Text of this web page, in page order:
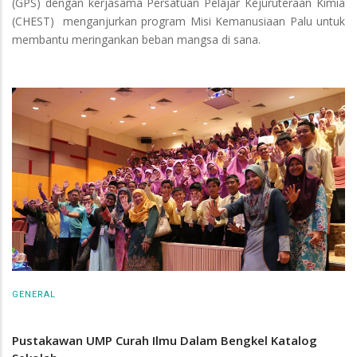
(GPS) dengan kerjasama Persatuan Pelajar Kejuruteraan Kimia
(CHEST) menganjurkan program Misi Kemanusiaan Palu untuk
membantu meringankan beban mangsa di sana.
GENERAL
Pustakawan UMP Curah Ilmu Dalam Bengkel Katalog